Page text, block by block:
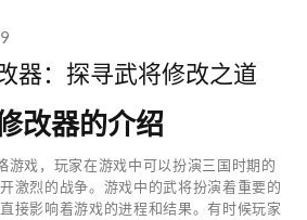
器：探寻武将修改之道
改器的介绍
游戏，玩家在游戏中可以扮演三国时期的
激烈的战争。游戏中的武将扮演着重要的
接影响着游戏的进程和结果。有时候玩家